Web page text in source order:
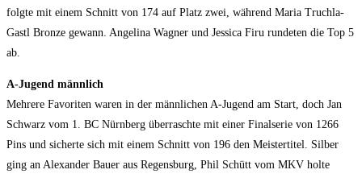
folgte mit einem Schnitt von 174 auf Platz zwei, während Maria Truchla-
Gastl Bronze gewann. Angelina Wagner und Jessica Firu rundeten die Top 5
ab.
A-Jugend männlich
Mehrere Favoriten waren in der männlichen A-Jugend am Start, doch Jan
Schwarz vom 1. BC Nürnberg überraschte mit einer Finalserie von 1266
Pins und sicherte sich mit einem Schnitt von 196 den Meistertitel. Silber
ging an Alexander Bauer aus Regensburg, Phil Schütt vom MKV holte